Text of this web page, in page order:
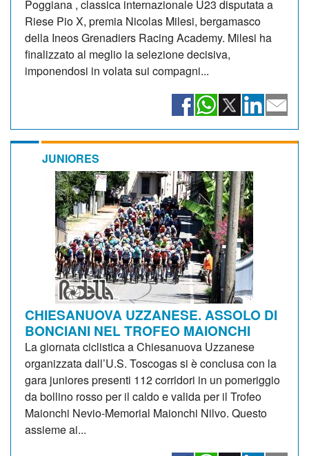
Poggiana , classica internazionale U23 disputata a
Riese Pio X, premia Nicolas Milesi, bergamasco
della Ineos Grenadiers Racing Academy. Milesi ha
finalizzato al meglio la selezione decisiva,
imponendosi in volata sui compagni...
JUNIORES
CHIESANUOVA UZZANESE. ASSOLO DI
BONCIANI NEL TROFEO MAIONCHI
La giornata ciclistica a Chiesanuova Uzzanese
organizzata dall’U.S. Toscogas si è conclusa con la
gara juniores presenti 112 corridori in un pomeriggio
da bollino rosso per il caldo e valida per il Trofeo
Maionchi Nevio-Memorial Maionchi Nilvo. Questo
assieme ai...